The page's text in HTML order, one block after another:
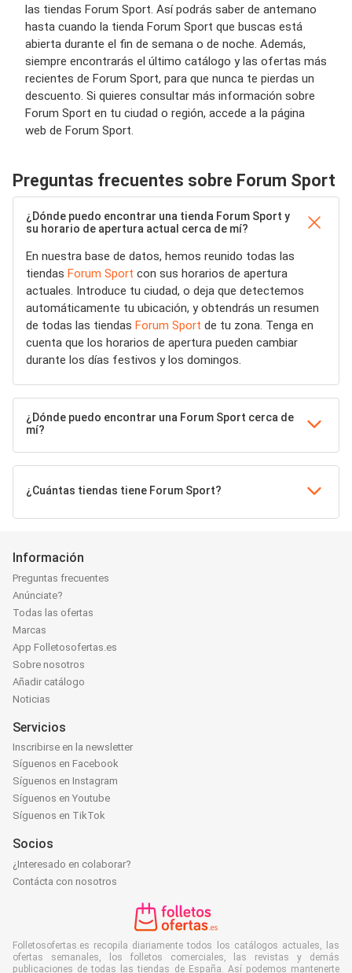
las tiendas Forum Sport. Así podrás saber de antemano
hasta cuando la tienda Forum Sport que buscas está
abierta durante el fin de semana o de noche. Además,
siempre encontrarás el último catálogo y las ofertas más
recientes de Forum Sport, para que nunca te pierdas un
descuento. Si quieres consultar más información sobre
Forum Sport en tu ciudad o región, accede a la página
web de Forum Sport.
Preguntas frecuentes sobre Forum Sport
¿Dónde puedo encontrar una tienda Forum Sport y
su horario de apertura actual cerca de mí?
En nuestra base de datos, hemos reunido todas las
tiendas Forum Sport con sus horarios de apertura
actuales. Introduce tu ciudad, o deja que detectemos
automáticamente tu ubicación, y obtendrás un resumen
de todas las tiendas Forum Sport de tu zona. Tenga en
cuenta que los horarios de apertura pueden cambiar
durante los días festivos y los domingos.
¿Dónde puedo encontrar una Forum Sport cerca de
mí?
¿Cuántas tiendas tiene Forum Sport?
Información
Preguntas frecuentes
Anúnciate?
Todas las ofertas
Marcas
App Folletosofertas.es
Sobre nosotros
Añadir catálogo
Noticias
Servicios
Inscribirse en la newsletter
Síguenos en Facebook
Síguenos en Instagram
Síguenos en Youtube
Síguenos en TikTok
Socios
¿Interesado en colaborar?
Contácta con nosotros
Folletosofertas.es recopila diariamente todos los catálogos actuales, las
ofertas semanales, los folletos comerciales, las revistas y demás
publicaciones de todas las tiendas de España. Así podemos mantenerte